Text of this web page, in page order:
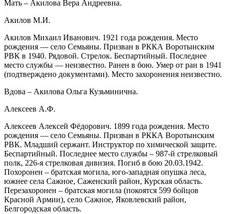
Мать – Акилова Вера Андреевна.
Акилов М.И.
Акилов Михаил Иванович. 1921 года рождения. Место
рождения — село Семьяны. Призван в РККА Воротынским
РВК в 1940. Рядовой. Стрелок. Беспартийный. Последнее
место службы — неизвестно. Ранен в бою. Умер от ран в 1941
(подтверждено документами). Место захоронения неизвестно.
Вдова – Акилова Ольга Кузьминична.
Алексеев А.Ф.
Алексеев Алексей Фёдорович. 1899 года рождения. Место
рождения — село Семьяны. Призван в РККА Воротынским
РВК. Младший сержант. Инструктор по химической защите.
Беспартийный. Последнее место службы – 987-й стрелковый
полк, 226-я стрелковая дивизия. Погиб в бою 20.03.1942.
Похоронен – братская могила, юго-западная опушка леса,
южнее села Сажное, Саженский район, Курская область.
Перезахоронен – братская могила (покоятся 599 бойцов
Красной Армии), село Сажное, Яковлевский район,
Белгородская область.